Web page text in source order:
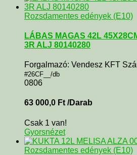
Rozsdamentes edények (E10)
LÁBAS MAGAS 42L
3R ALJ 80140280
Forgalmazó: Vendesz KFT
#26CF__/db
0806
63 000,0 Ft /Darab
Csak 1 van!
Gyorsnézet
Rozsdamentes edények (E10)